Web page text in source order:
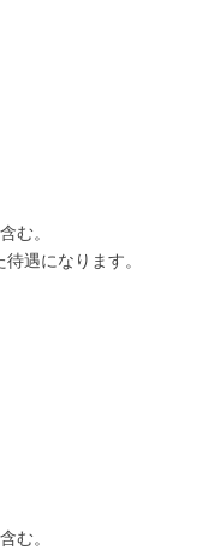
む。
遇になります。
む。